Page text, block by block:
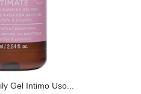
Gel Intimo Uso...